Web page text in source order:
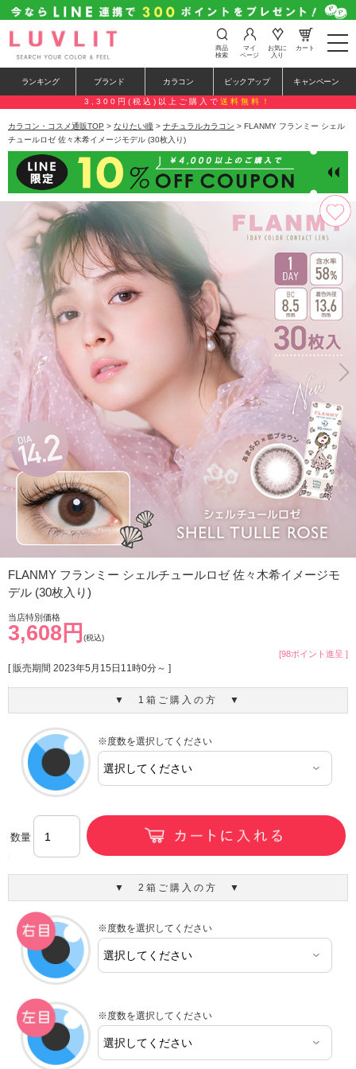
t
o
e
n
a
a
i
o
n
商品
検索
マイ
ページ
お気に
入り
カート
ランキング ブランド カラコン ピックアップ キャンペーン
3,300円(税込)以上ご購入で 送料無料！
カラコン・コスメ通販TOP > なりたい瞳 > ナチュラルカラコン > FLANMY フランミー シェル
チュールロゼ 佐々木希イメージモデル (30枚入り)
FLANMY フランミー シェルチュールロゼ 佐々木希イメージモ
デル (30枚入り)
当店特別価格
3,608円 (税込)
[98ポイント進呈 ]
[ 販売期間 2023年5月15日11時0分～ ]
▼ 1箱ご購入の方 ▼
※度数を選択してください
数量
▼ 2箱ご購入の方 ▼
※度数を選択してください
※度数を選択してください